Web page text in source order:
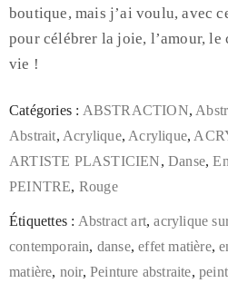
boutique, mais j’ai voulu, avec
pour célébrer la joie, l’amour,
vie !
Catégories : ABSTRACTION,
Abstrait, Acrylique, Acrylique,
ARTISTE PLASTICIEN,Danse,
PEINTRE, Rouge
Étiquettes : Abstract art,acrylique
contemporain, danse,effet matière,
matière, noir,Peinture abstraite,